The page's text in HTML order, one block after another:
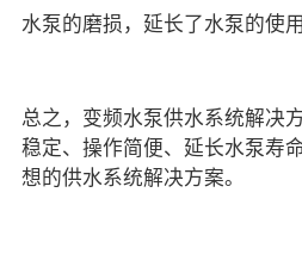
水泵的磨损，延长了水泵的使用
总之，变频水泵供水系统解决
稳定、操作简便、延长水泵寿
想的供水系统解决方案。